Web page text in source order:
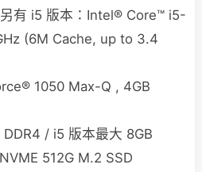
有 i5 版本：Intel® Core™ i5-
(6M Cache, up to 3.4
1050 Max-Q , 4GB
/ i5 版本最大 8GB
512G M.2 SSD